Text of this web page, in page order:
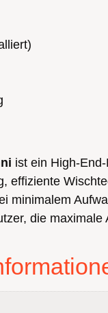
ist ein High-
effiziente
minimalem
die